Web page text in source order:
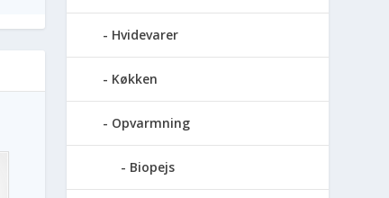
Hvidevarer
Køkken
Opvarmning
Biopejs